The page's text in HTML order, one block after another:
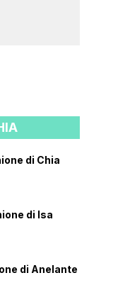
di Chia
di Isa
di Anelante